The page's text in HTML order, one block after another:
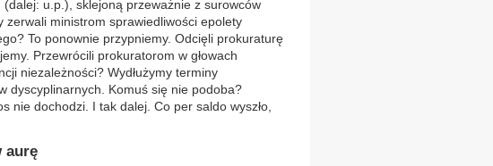
u.p.), sklejoną przeważnie z surowców
zerwali ministrom sprawiedliwości epolety
To ponownie przypniemy. Odcięli prokuraturę
Przewrócili prokuratorom w głowach
niezależności? Wydłużymy terminy
dyscyplinarnych. Komuś się nie podoba?
nie dochodzi. I tak dalej. Co per saldo wyszło,
aurę